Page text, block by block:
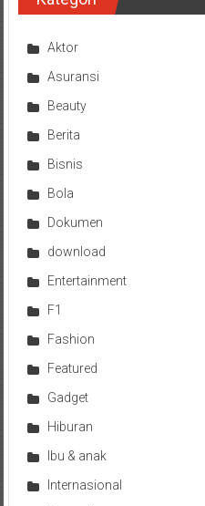
Aktor
Asuransi
Beauty
Berita
Bisnis
Bola
Dokumen
download
Entertainment
F1
Fashion
Featured
Gadget
Hiburan
Ibu & anak
Internasional